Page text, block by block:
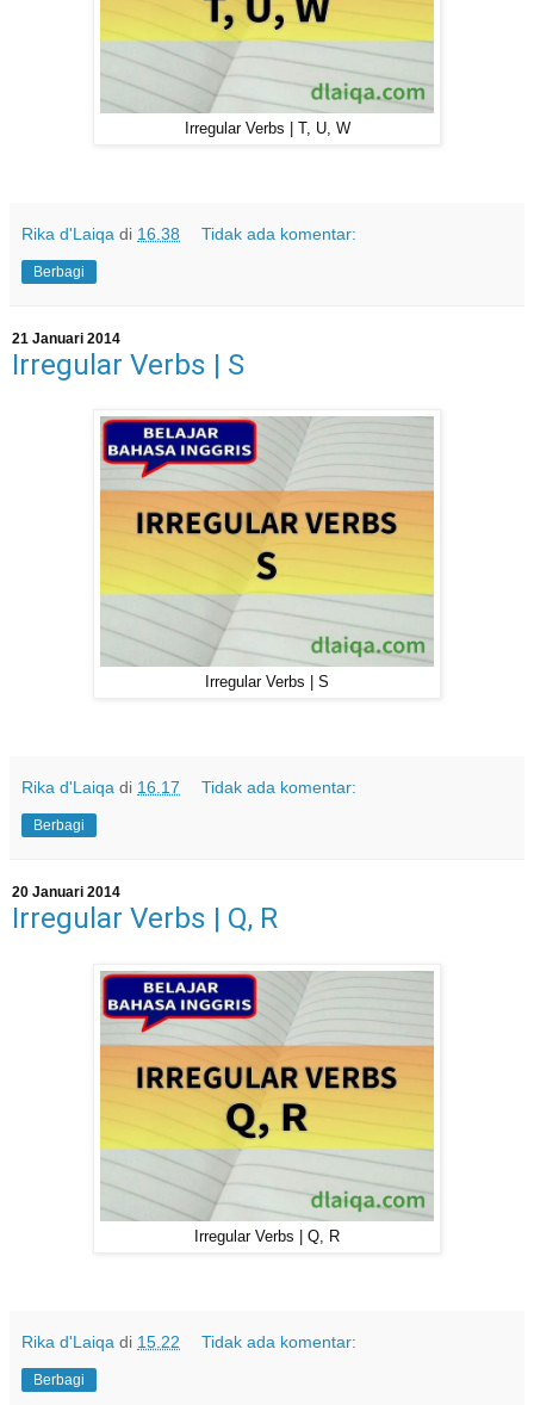
Irregular Verbs | T, U, W
Rika d'Laiqa di 16.38 Tidak ada komentar:
Berbagi
21 Januari 2014
Irregular Verbs | S
Irregular Verbs | S
Rika d'Laiqa di 16.17 Tidak ada komentar:
Berbagi
20 Januari 2014
Irregular Verbs | Q, R
Irregular Verbs | Q, R
Rika d'Laiqa di 15.22 Tidak ada komentar:
Berbagi